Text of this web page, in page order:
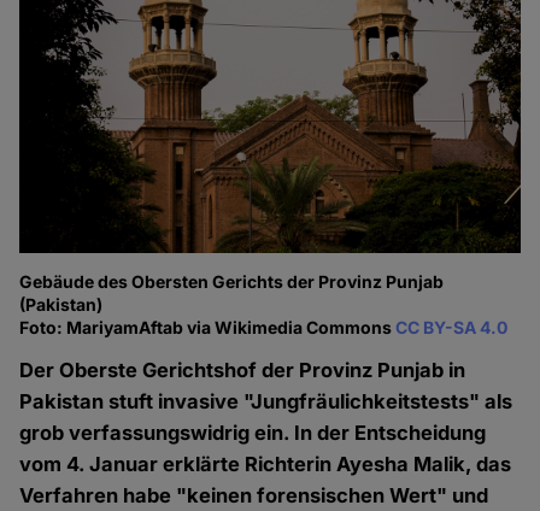
Gebäude des Obersten Gerichts der Provinz Punjab
(Pakistan)
Foto: MariyamAftab via Wikimedia CommonsCC BY-SA 4.0
Der Oberste Gerichtshof der Provinz Punjab in
Pakistan stuft invasive "Jungfräulichkeitstests" als
grob verfassungswidrig ein. In der Entscheidung
vom 4. Januar erklärte Richterin Ayesha Malik, das
Verfahren habe "keinen forensischen Wert" und